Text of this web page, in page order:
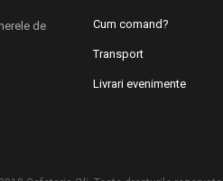
de
Cum comand?
Transport
Livrari evenimente